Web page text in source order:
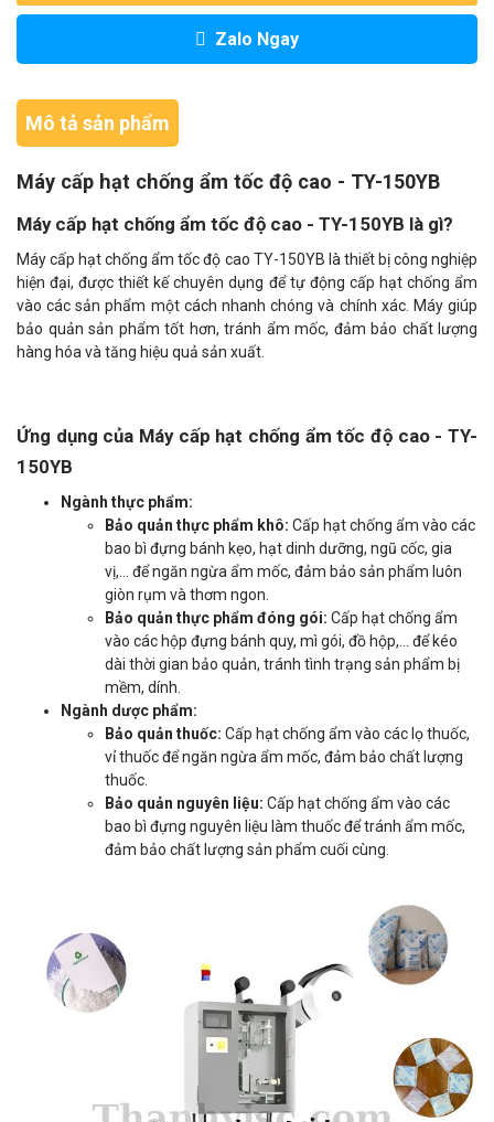
Zalo Ngay
Mô tả sản phẩm
Máy cấp hạt chống ẩm tốc độ cao - TY-150YB
Máy cấp hạt chống ẩm tốc độ cao - TY-150YB là gì?
Máy cấp hạt chống ẩm tốc độ cao TY-150YB là thiết bị công nghiệp
hiện đại, được thiết kế chuyên dụng để tự động cấp hạt chống ẩm
vào các sản phẩm một cách nhanh chóng và chính xác. Máy giúp
bảo quản sản phẩm tốt hơn, tránh ẩm mốc, đảm bảo chất lượng
hàng hóa và tăng hiệu quả sản xuất.
Ứng dụng của Máy cấp hạt chống ẩm tốc độ cao - TY-
150YB
Ngành thực phẩm:
Bảo quản thực phẩm khô: Cấp hạt chống ẩm vào các
bao bì đựng bánh kẹo, hạt dinh dưỡng, ngũ cốc, gia
vị,... để ngăn ngừa ẩm mốc, đảm bảo sản phẩm luôn
giòn rụm và thơm ngon.
Bảo quản thực phẩm đóng gói: Cấp hạt chống ẩm
vào các hộp đựng bánh quy, mì gói, đồ hộp,... để kéo
dài thời gian bảo quản, tránh tình trạng sản phẩm bị
mềm, dính.
Ngành dược phẩm:
Bảo quản thuốc: Cấp hạt chống ẩm vào các lọ thuốc,
vỉ thuốc để ngăn ngừa ẩm mốc, đảm bảo chất lượng
thuốc.
Bảo quản nguyên liệu: Cấp hạt chống ẩm vào các
bao bì đựng nguyên liệu làm thuốc để tránh ẩm mốc,
đảm bảo chất lượng sản phẩm cuối cùng.